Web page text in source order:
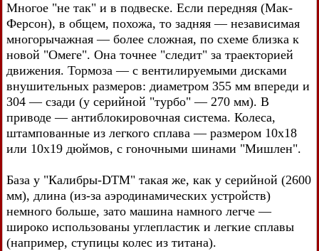
Многое "не так" и в подвеске. Если передняя (Мак-
Ферсон), в общем, похожа, то задняя — независимая
многорычажная — более сложная, по схеме близка к
новой "Омеге". Она точнее "следит" за траекторией
движения. Тормоза — с вентилируемыми дисками
внушительных размеров: диаметром 355 мм впереди и
304 — сзади (у серийной "турбо" — 270 мм). В
приводе — антиблокировочная система. Колеса,
штампованные из легкого сплава — размером 10x18
или 10x19 дюймов, с гоночными шинами "Мишлен".
База у "Калибры-DTM" такая же, как у серийной (2600
мм), длина (из-за аэродинамических устройств)
немного больше, зато машина намного легче —
широко использованы углепластик и легкие сплавы
(например, ступицы колес из титана).